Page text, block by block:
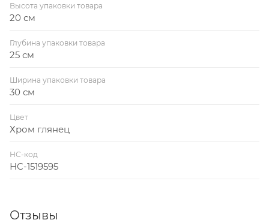
Высота упаковки товара
20 см
Глубина упаковки товара
25 см
Ширина упаковки товара
30 см
Цвет
Хром глянец
НС-код
НС-1519595
Отзывы